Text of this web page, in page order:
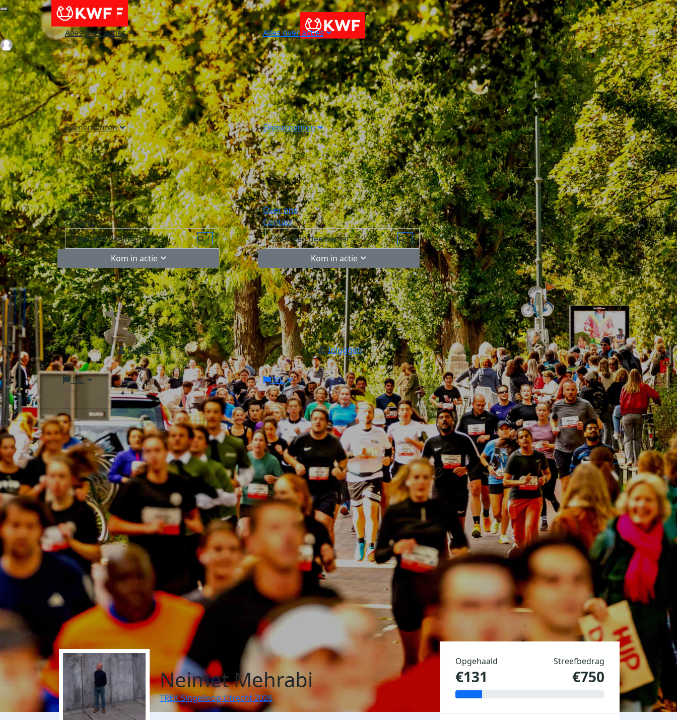
Alles over acties
Evenementen
Over ons
Contact
Kom in actie
Inloggen
NL
Alles over acties
Evenementen
Over ons
Contact
Kom in actie
Inloggen
NL
Login
Neimet Mehrabi
TREK Singelloop Utrecht 2026
Opgehaald
€131
Streefbedrag
€750